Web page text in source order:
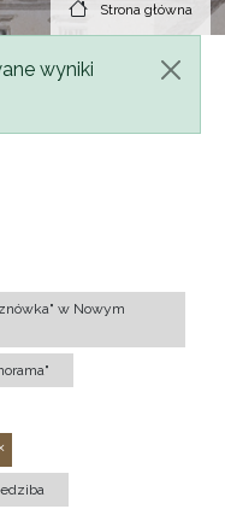
Strona główna
wyniki
w Nowym